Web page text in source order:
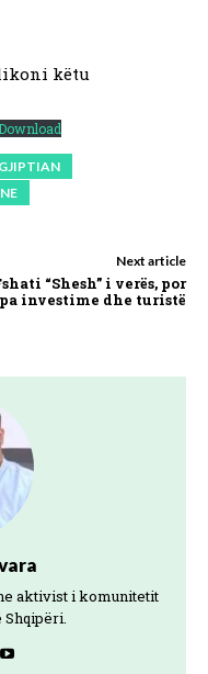
këtu
Download
Next article
“Shesh” i verës, por
pa investime dhe turistë
aktivist i komunitetit
Shqipëri.